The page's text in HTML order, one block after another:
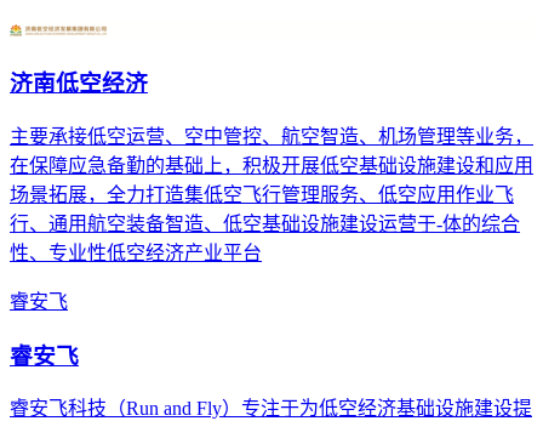
济南低空经济
主要承接低空运营、空中管控、航空智造、机场管理等业务，
在保障应急备勤的基础上，积极开展低空基础设施建设和应用
场景拓展，全力打造集低空飞行管理服务、低空应用作业飞
行、通用航空装备智造、低空基础设施建设运营于-体的综合
性、专业性低空经济产业平台
睿安飞
睿安飞
睿安飞科技（Run and Fly）专注于为低空经济基础设施建设提